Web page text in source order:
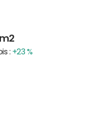
: +23 %